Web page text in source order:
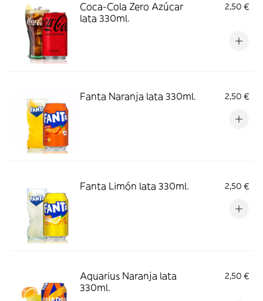
Coca-Cola Zero Azúcar
lata 330ml.
2,50 €
Fanta Naranja lata 330ml. 2,50 €
Fanta Limón lata 330ml. 2,50 €
Aquarius Naranja lata
330ml.
2,50 €